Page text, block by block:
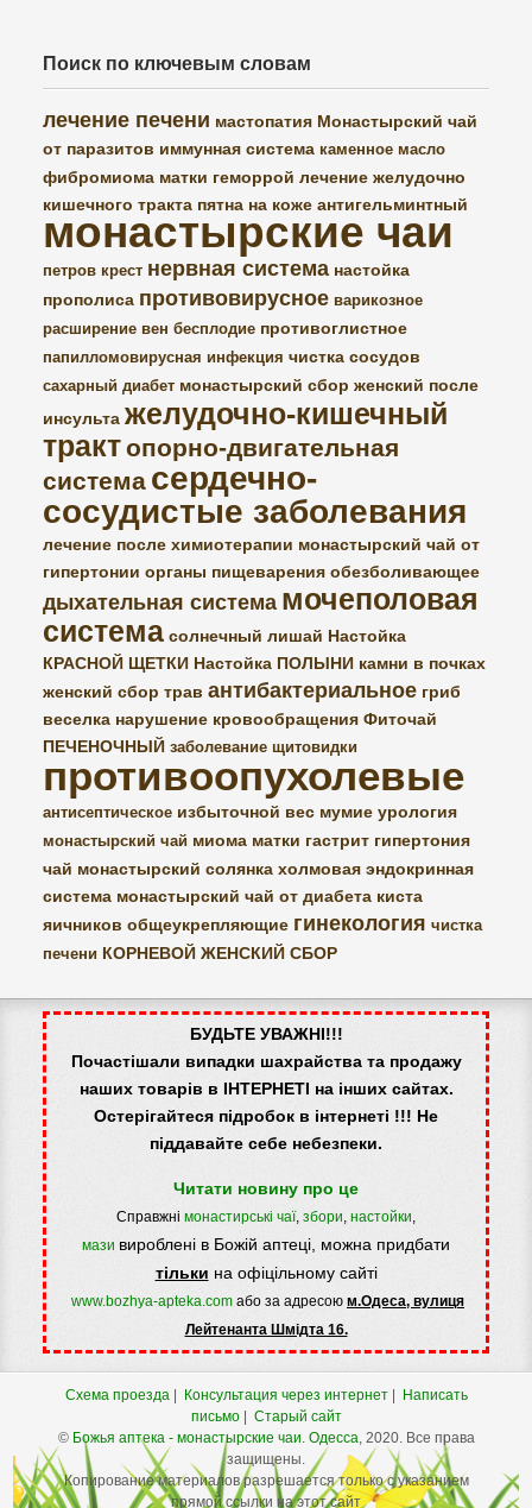
Поиск по ключевым словам
лечение печени мастопатия Монастырский чай
от паразитов иммунная система каменное масло
фибромиома матки геморрой лечение желудочно
кишечного тракта пятна на коже антигельминтный
монастырские чаи
петров крест нервная система настойка
прополиса противовирусное варикозное
расширение вен бесплодие противоглистное
папилломовирусная инфекция чистка сосудов
сахарный диабет монастырский сбор женский после
инсульта желудочно-кишечный
трактопорно-двигательная
система сердечно-
сосудистые заболевания
лечение после химиотерапии монастырский чай от
гипертонии органы пищеварения обезболивающее
дыхательная система мочеполовая
система солнечный лишай Настойка
КРАСНОЙ ЩЕТКИ Настойка ПОЛЫНИ камни в почках
женский сбор трав антибактериальное гриб
веселка нарушение кровообращения Фиточай
ПЕЧЕНОЧНЫЙ заболевание щитовидки
противоопухолевые
антисептическое избыточной вес мумие урология
монастырский чай миома матки гастрит гипертония
чай монастырский солянка холмовая эндокринная
система монастырский чай от диабета киста
яичников общеукрепляющие гинекология чистка
печени КОРНЕВОЙ ЖЕНСКИЙ СБОР
БУДЬТЕ УВАЖНІ!!!
Почастішали випадки шахрайства та продажу
наших товарів в ІНТЕРНЕТІ на інших сайтах.
Остерігайтеся підробок в інтернеті !!! Не
піддавайте себе небезпеки.
Читати новину про це
Справжні монастирські чаї, збори, настойки,
мази вироблені в Божій аптеці, можна придбати
тільки на офіцільному сайті
www.bozhya-apteka.com або за адресою м.Одеса, вулиця
Лейтенанта Шмідта 16.
Схема проезда| Консультация через интернет|
Написать
письмо| Старый сайт
© Божья аптека - монастырские чаи. Одесса, 2020. Все права
защищены.
Копирование материалов разрешается только с указанием
прямой ссылки на этот сайт